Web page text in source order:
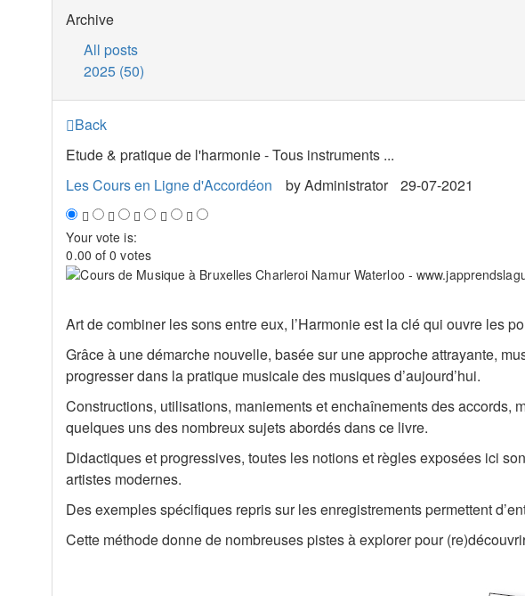
Archive
All posts
2025 (50)
Back
Etude & pratique de l'harmonie - Tous instruments ...
Les Cours en Ligne d'Accordéon
byAdministrator 29-07-2021
Your vote is:
0.00 of 0 votes
Art de combiner les sons entre eux, l’Harmonie est la clé qui ouvre les
Grâce à une démarche nouvelle, basée sur une approche attrayante,
progresser dans la pratique musicale des musiques d’aujourd’hui.
Constructions, utilisations, maniements et enchaînements des accords,
quelques uns des nombreux sujets abordés dans ce livre.
Didactiques et progressives, toutes les notions et règles exposées ici
artistes modernes.
Des exemples spécifiques repris sur les enregistrements permettent
Cette méthode donne de nombreuses pistes à explorer pour